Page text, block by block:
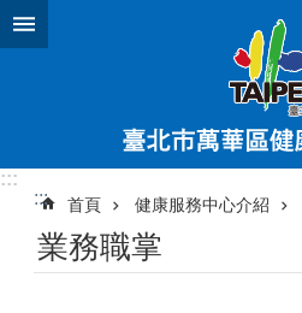
跳到主要內容區塊
:::
:::
首頁 健康服務中心介紹
業務職掌